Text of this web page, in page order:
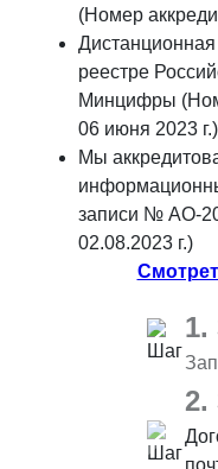
(Номер
реестре
Минцифры
06 июня 2023 г.)
Мы
записи № АО-
02.08.2023 г.)
1.
2.